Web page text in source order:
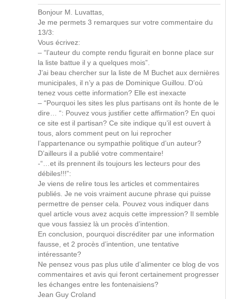
Bonjour M. Luvattas,
Je me permets 3 remarques sur votre commentaire du
13/3:
Vous écrivez:
– “l’auteur du compte rendu figurait en bonne place sur
la liste battue il y a quelques mois”.
J’ai beau chercher sur la liste de M Buchet aux dernières
municipales, il n’y a pas de Dominique Guillou. D’où
tenez vous cette information? Elle est inexacte
– “Pourquoi les sites les plus partisans ont ils honte de le
dire… “: Pouvez vous justifier cette affirmation? En quoi
ce site est il partisan? Ce site indique qu’il est ouvert à
tous, alors comment peut on lui reprocher
l’appartenance ou sympathie politique d’un auteur?
D’ailleurs il a publié votre commentaire!
-“…et ils prennent ils toujours les lecteurs pour des
débiles!!!”:
Je viens de relire tous les articles et commentaires
publiés. Je ne vois vraiment aucune phrase qui puisse
permettre de penser cela. Pouvez vous indiquer dans
quel article vous avez acquis cette impression? Il semble
que vous fassiez là un procès d’intention.
En conclusion, pourquoi discréditer par une information
fausse, et 2 procès d’intention, une tentative
intéressante?
Ne pensez vous pas plus utile d’alimenter ce blog de vos
commentaires et avis qui feront certainement progresser
les échanges entre les fontenaisiens?
Jean Guy Croland